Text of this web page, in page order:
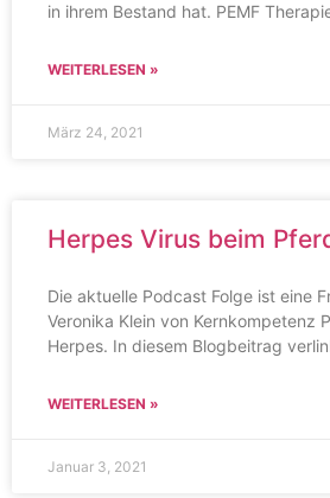
in ihrem Bestand hat. PEMF
WEITERLESEN »
März 24, 2021
Herpes Virus beim
Die aktuelle Podcast Folge ist eine
Veronika Klein von Kernkompetenz
Herpes. In diesem Blogbeitrag
WEITERLESEN »
Januar 3, 2021